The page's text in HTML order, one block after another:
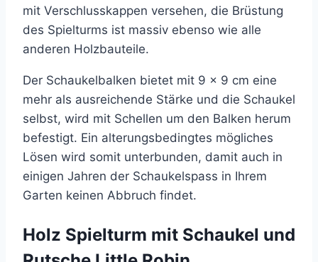
mit Verschlusskappen versehen, die Brüstung
des Spielturms ist massiv ebenso wie alle
anderen Holzbauteile.
Der Schaukelbalken bietet mit 9 x 9 cm eine
mehr als ausreichende Stärke und die Schaukel
selbst, wird mit Schellen um den Balken herum
befestigt. Ein alterungsbedingtes mögliches
Lösen wird somit unterbunden, damit auch in
einigen Jahren der Schaukelspass in Ihrem
Garten keinen Abbruch findet.
Holz Spielturm mit Schaukel und